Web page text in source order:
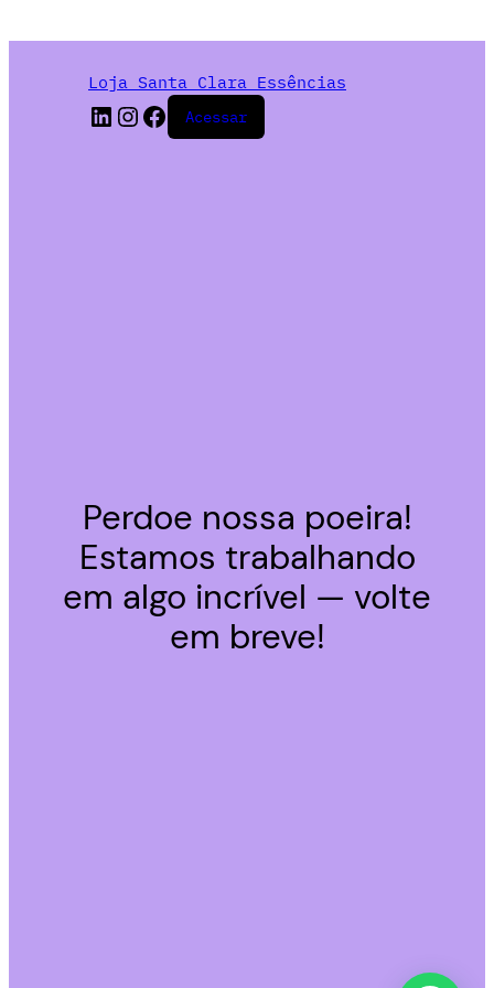
Loja Santa Clara Essências
Acessar
Perdoe nossa poeira!
Estamos trabalhando
em algo incrível — volte
em breve!